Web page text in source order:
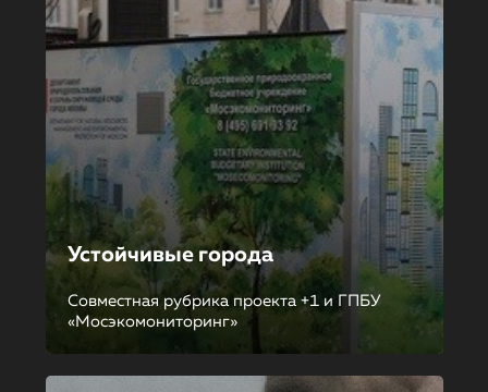
Устойчивые города
Совместная рубрика проекта +1 и ГПБУ
«Мосэкомониторинг»